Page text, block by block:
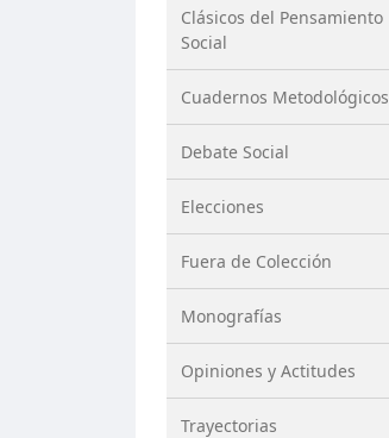
Clásicos del Pensamiento
Social
Cuadernos Metodológicos
Debate Social
Elecciones
Fuera de Colección
Monografías
Opiniones y Actitudes
Trayectorias